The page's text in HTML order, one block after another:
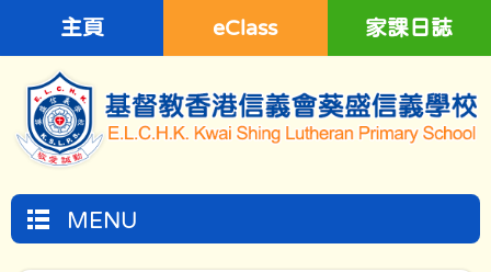
主頁 eClass 家課日誌
MENU